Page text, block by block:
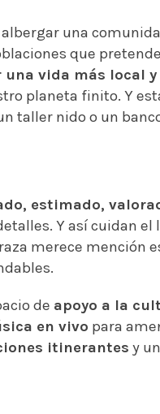
una
que
vida más local
planeta finito. Y
taller nido o un
estimado,
Y así cuidan
merece mención
de apoyo a la
en vivo para
itinerantes y